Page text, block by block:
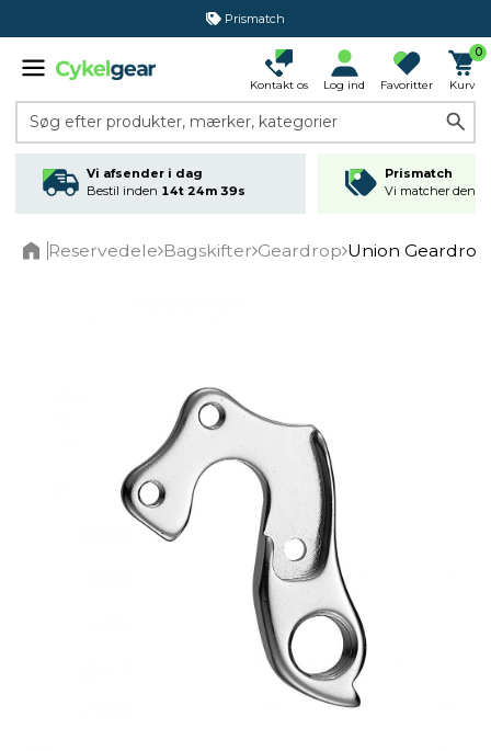
Prismatch
Kontakt os Log ind Favoritter
0
Kurv
Søg efter produkter, mærker, kategorier
Vi afsender i dag
Bestil inden 14t 24m 39s
Prismatch
Vi matcher den
Reservedele Bagskifter Geardrop Union